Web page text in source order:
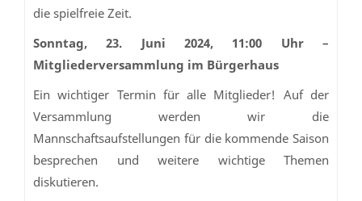
die spielfreie Zeit.
Sonntag, 23. Juni 2024, 11:00 Uhr –
Mitgliederversammlung im Bürgerhaus
Ein wichtiger Termin für alle Mitglieder! Auf der
Versammlung werden wir die
Mannschaftsaufstellungen für die kommende Saison
besprechen und weitere wichtige Themen
diskutieren.